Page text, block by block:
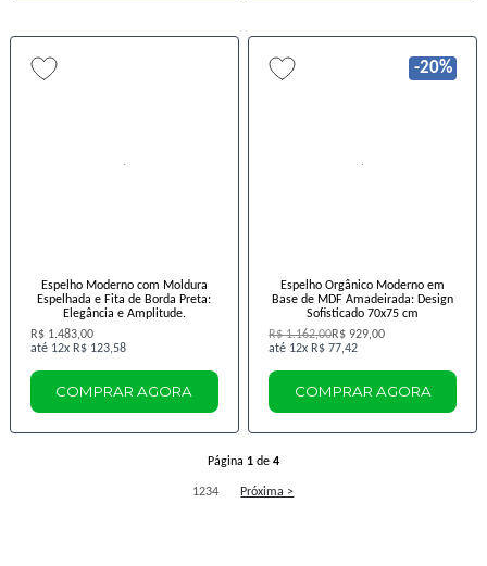
Espelho Moderno com Moldura
Espelhada e Fita de Borda Preta:
Elegância e Amplitude.
R$ 1.483,00
12x R$ 123,58
COMPRAR AGORA
-20%
Espelho Orgânico Moderno em
Base de MDF Amadeirada: Design
Sofisticado 70x75 cm
R$ 1.162,00R$ 929,00
12x R$ 77,42
COMPRAR AGORA
Página 1de 4
1234 Próxima >